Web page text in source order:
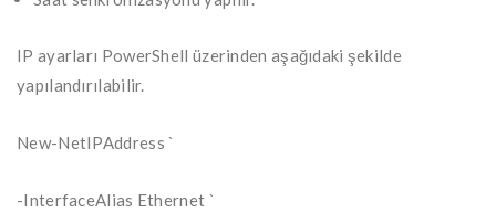
IP ayarları PowerShell üzerinden aşağıdaki şekilde
yapılandırılabilir.
New-NetIPAddress `
-InterfaceAlias Ethernet `